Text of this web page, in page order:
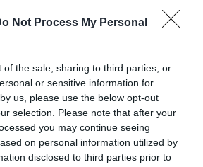
Not Process My Personal
of the sale, sharing to third parties, or
or sensitive information for
us, please use the below opt-out
selection. Please note that after your
you may continue seeing
on personal information utilized by
disclosed to third parties prior to